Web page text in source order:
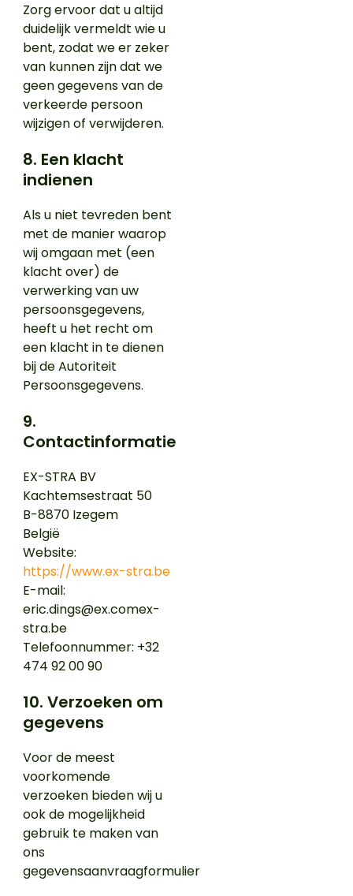
Zorg ervoor dat u altijd
duidelijk vermeldt wie u
bent, zodat we er zeker
van kunnen zijn dat we
geen gegevens van de
verkeerde persoon
wijzigen of verwijderen.
8. Een klacht
indienen
Als u niet tevreden bent
met de manier waarop
wij omgaan met (een
klacht over) de
verwerking van uw
persoonsgegevens,
heeft u het recht om
een klacht in te dienen
bij de Autoriteit
Persoonsgegevens.
9.
Contactinformatie
EX-STRA BV
Kachtemsestraat 50
B-8870 Izegem
België
Website:
https://www.ex-stra.be
E-mail:
eric.dings@ex.comex-
stra.be
Telefoonnummer: +32
474 92 00 90
10. Verzoeken om
gegevens
Voor de meest
voorkomende
verzoeken bieden wij u
ook de mogelijkheid
gebruik te maken van
ons
gegevensaanvraagformulier